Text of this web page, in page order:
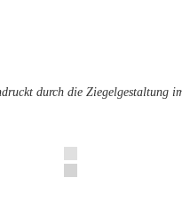
durch die Ziegelgestaltung